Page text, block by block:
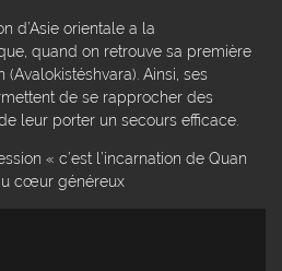
d’Asie orientale a la
quand on retrouve sa première
Ainsi, ses
de se rapprocher des
leur porter un secours efficace.
« c’est l’incarnation de Quan
cœur généreux